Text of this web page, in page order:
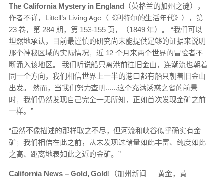
The California Mystery in England （英格兰的加州之谜），
作者不详，Littell’s Living Age（《利特尔的生活年代》），第
23 卷，第 284 期，第 153-155 页，（1849 年）。 “我们可以
坦然地承认，目前最谨慎的研究尚未能提供足够的证据来说明
那个神秘区域的实际情况，近 12 个月来两个世界的冒险者不
断涌入该地区。 我们听说船只离港前往旧金山，连潮流也朝着
同一个方向，我们相信世界上一半的港口都有船只朝着旧金山
出发。 然而，当我们努力查明......这个充满诱惑之省的前景
时，我们仍然发现自己完全一无所知，正如首次发现金矿之前
一样。”
“虽然不像描述的那样取之不尽，但河流和峡谷似乎确实有金
矿；我们相信在此之前，从未发现过储量如此丰富、纯度如此
之高、距离地表如此之近的金矿。”
California News – Gold, Gold! （加州新闻 — 黄金，黄